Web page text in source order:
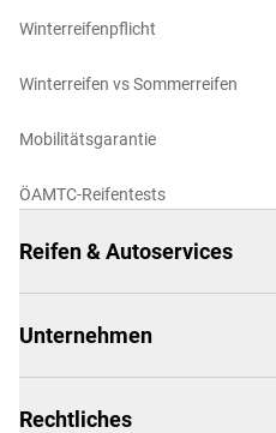
Winterreifenpflicht
Winterreifen vs Sommerreifen
Mobilitätsgarantie
ÖAMTC-Reifentests
Reifen & Autoservices
Unternehmen
Rechtliches